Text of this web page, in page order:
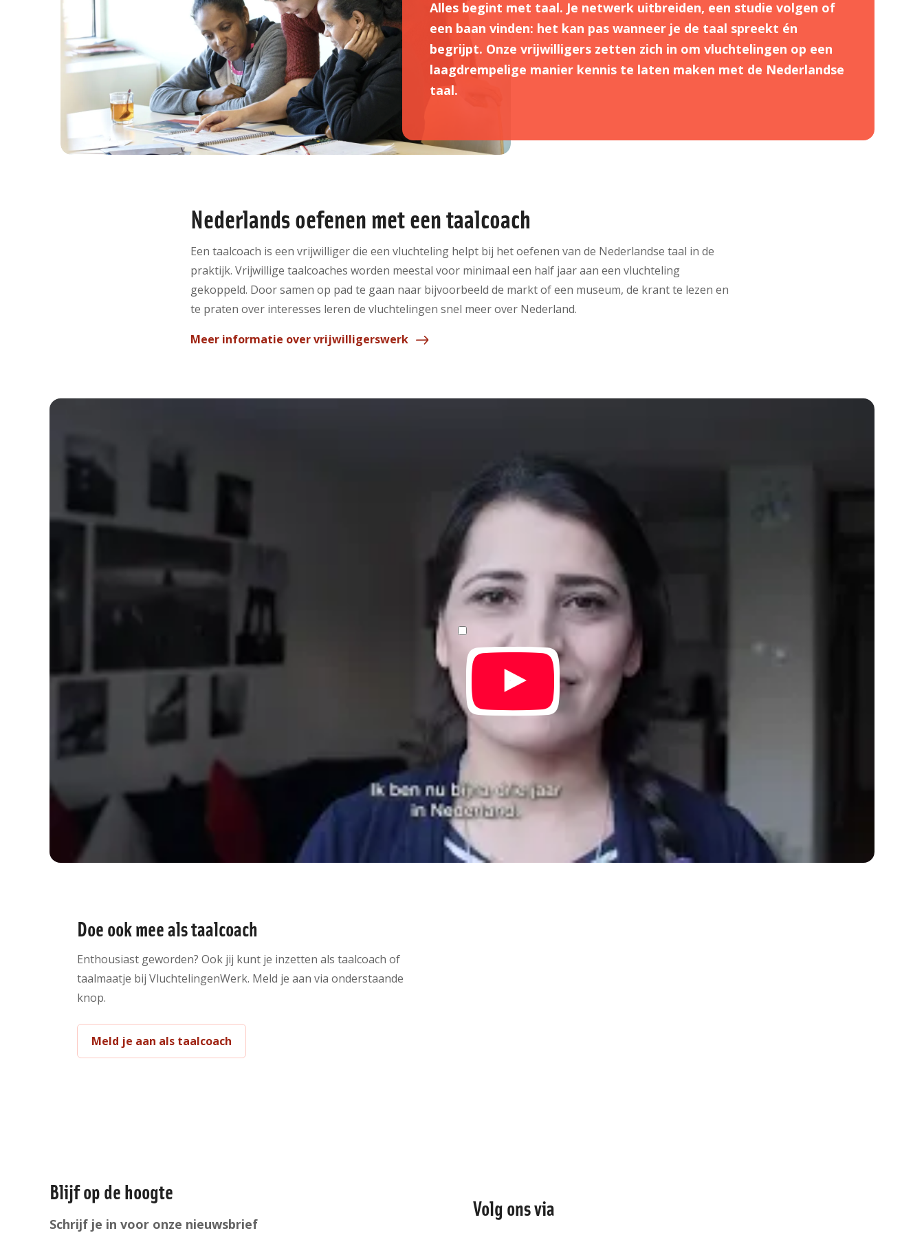
Alles begint met taal. Je netwerk uitbreiden, een studie volgen of
een baan vinden: het kan pas wanneer je de taal spreekt én
begrijpt. Onze vrijwilligers zetten zich in om vluchtelingen op een
laagdrempelige manier kennis te laten maken met de Nederlandse
taal.
Nederlands oefenen met een taalcoach
Een taalcoach is een vrijwilliger die een vluchteling helpt bij het oefenen van de Nederlandse taal in de
praktijk. Vrijwillige taalcoaches worden meestal voor minimaal een half jaar aan een vluchteling
gekoppeld. Door samen op pad te gaan naar bijvoorbeeld de markt of een museum, de krant te lezen en
te praten over interesses leren de vluchtelingen snel meer over Nederland.
Meer informatie over vrijwilligerswerk
Doe ook mee als taalcoach
Enthousiast geworden? Ook jij kunt je inzetten als taalcoach of
taalmaatje bij VluchtelingenWerk. Meld je aan via onderstaande
knop.
Meld je aan als taalcoach
informatieBlijf op de hoogte
Schrijf je in voor onze nieuwsbrief
Volg ons via